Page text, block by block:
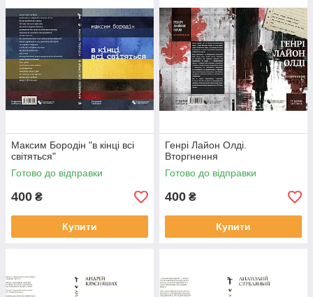
Максим Бородін "в кінці всі
світяться"
Готово до відправки
400 ₴
Купити
Генрi Лайон Олдi.
Вторгнення
Готово до відправки
400 ₴
Купити